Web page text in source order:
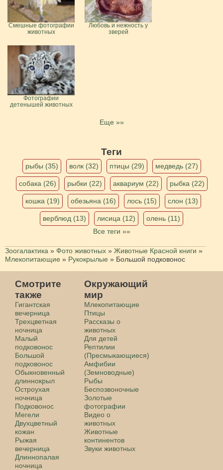
Смешные фотографии
животных
Любовь и нежность у
зверей
Фотографии
детенышей животных
Еще »»
Теги
рыбы (35) волк (32) птицы (29) медведь (27)
собака (26) рыбки (22) аквариум (22) рыбка (22)
кошка (19) обезьяна (16) лось (15) слон (13)
верблюд (13) лисица (12)
олень (11)
Все теги »»
Зоогалактика » Фото животных » Животные Красной книги »
Млекопитающие » Рукокрылые » Большой подковонос
Смотрите
также
Гигантская
вечерница
Трехцветная
ночница
Малый
подковонос
Большой
подковонос
Обыкновенный
длиннокрыл
Остроухая
ночница
Подковонос
Мегели
Двухцветный
кожан
Рыжая
вечерница
Длиннопалая
ночница
Окружающий
мир
Млекопитающие
Птицы
Рассказы о
животных
Для детей
Рептилии
(Пресмыкающиеся)
Амфибии
(Земноводные)
Рыбы
Беспозвоночные
Золотые
фотографии
Видео о
животных
Животные
континентов
Звуки животных